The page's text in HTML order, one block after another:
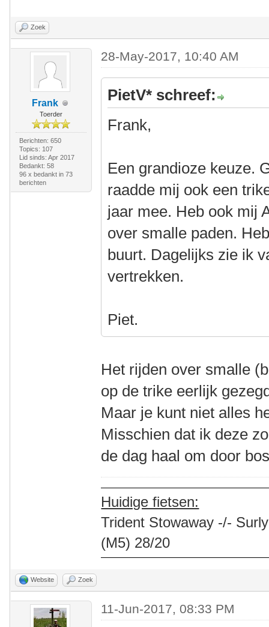
Zoek
Frank
Toerder
Berichten: 650
Topics: 107
Lid sinds: Apr 2017
Bedankt: 58
96 x bedankt in 73
berichten
28-May-2017, 10:40 AM
PietV* schreef:
Frank,
Een grandioze keuze.
raadde mij ook een
jaar mee. Heb ook mij
over smalle paden.
buurt. Dagelijks zie ik
vertrekken.
Piet.
Het rijden over smalle
op de trike eerlijk
Maar je kunt niet alles
Misschien dat ik deze
de dag haal om door
Huidige fietsen:
Trident Stowaway -/-
(M5) 28/20
Website Zoek
11-Jun-2017, 08:33 PM